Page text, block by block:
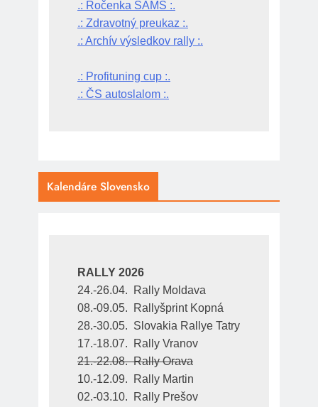
.: Ročenka SAMŠ :.
.: Zdravotný preukaz :.
.: Archív výsledkov rally :.
.: Profituning cup :.
.: ČS autoslalom :.
Kalendáre Slovensko
RALLY 2026
24.-26.04.  Rally Moldava
08.-09.05.  Rallyšprint Kopná
28.-30.05.  Slovakia Rallye Tatry
17.-18.07.  Rally Vranov
21.-22.08.  Rally Orava
10.-12.09.  Rally Martin
02.-03.10.  Rally Prešov